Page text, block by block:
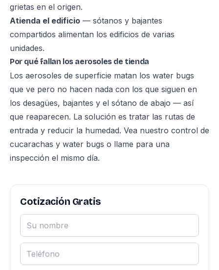
grietas en el origen.
Atienda el edificio — sótanos y bajantes
compartidos alimentan los edificios de varias
unidades.
Por qué fallan los aerosoles de tienda
Los aerosoles de superficie matan los water bugs
que ve pero no hacen nada con los que siguen en
los desagües, bajantes y el sótano de abajo — así
que reaparecen. La solución es tratar las rutas de
entrada y reducir la humedad. Vea nuestro control de
cucarachas y water bugs o llame para una
inspección el mismo día.
Cotización Gratis